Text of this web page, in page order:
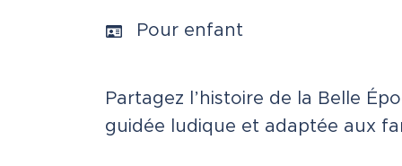
Pour enfant
Partagez l’histoire de la Belle
guidée ludique et adaptée aux